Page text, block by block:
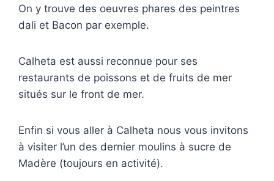
On y trouve des oeuvres phares des peintres
dali et Bacon par exemple.
Calheta est aussi reconnue pour ses
restaurants de poissons et de fruits de mer
situés sur le front de mer.
Enfin si vous aller à Calheta nous vous invitons
à visiter l’un des dernier moulins à sucre de
Madère (toujours en activité).